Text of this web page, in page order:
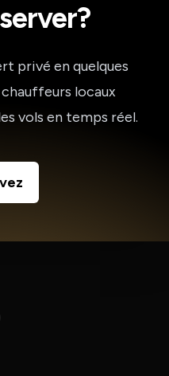
privé en quelques
locaux
vols en temps réel.